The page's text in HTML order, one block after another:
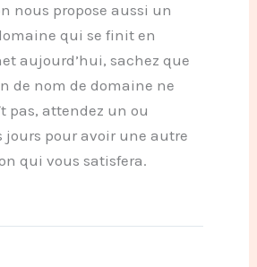
nous propose aussi un
qui se finit en
aujourd’hui, sachez que
de nom de domaine ne
pas, attendez un ou
jours pour avoir une autre
qui vous satisfera.